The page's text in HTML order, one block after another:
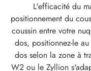
L'efficacité du
positionnement du
coussin entre votre
dos, positionnez-le
dos selon la zone à
W2 ou le Zyllion